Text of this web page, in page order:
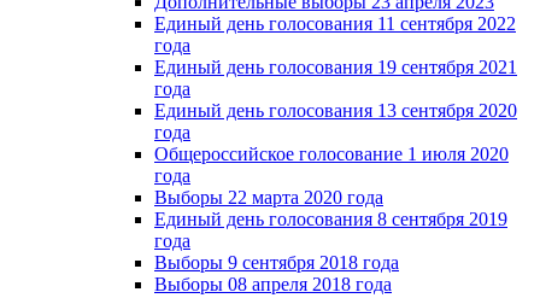
Единый день голосования 11 сентября 2022
года
Единый день голосования 19 сентября 2021
года
Единый день голосования 13 сентября 2020
года
Общероссийское голосование 1 июля 2020
года
Выборы 22 марта 2020 года
Единый день голосования 8 сентября 2019
года
Выборы 9 сентября 2018 года
Выборы 08 апреля 2018 года